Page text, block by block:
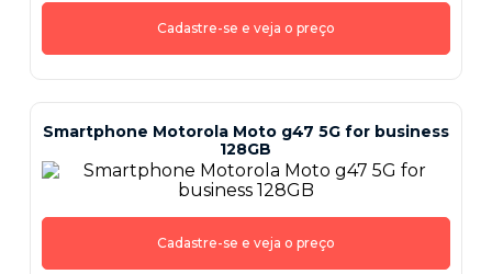
Cadastre-se e veja o preço
Smartphone Motorola Moto g47 5G for business
128GB
Cadastre-se e veja o preço